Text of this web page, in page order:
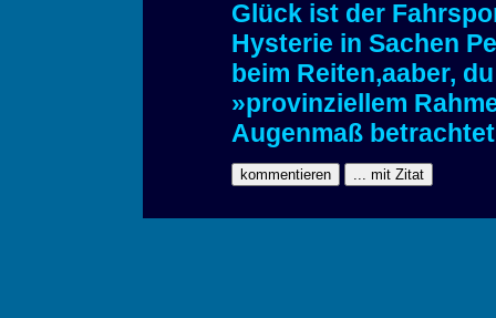
Glück ist der
Hysterie in Sachen
beim Reiten,aaber,
»provinziellem
Augenmaß